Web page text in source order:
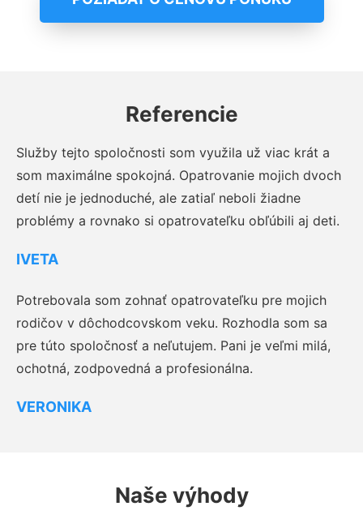
Referencie
Služby tejto spoločnosti som využila už viac krát a
som maximálne spokojná. Opatrovanie mojich dvoch
detí nie je jednoduché, ale zatiaľ neboli žiadne
problémy a rovnako si opatrovateľku obľúbili aj deti.
IVETA
Potrebovala som zohnať opatrovateľku pre mojich
rodičov v dôchodcovskom veku. Rozhodla som sa
pre túto spoločnosť a neľutujem. Pani je veľmi milá,
ochotná, zodpovedná a profesionálna.
VERONIKA
Naše výhody